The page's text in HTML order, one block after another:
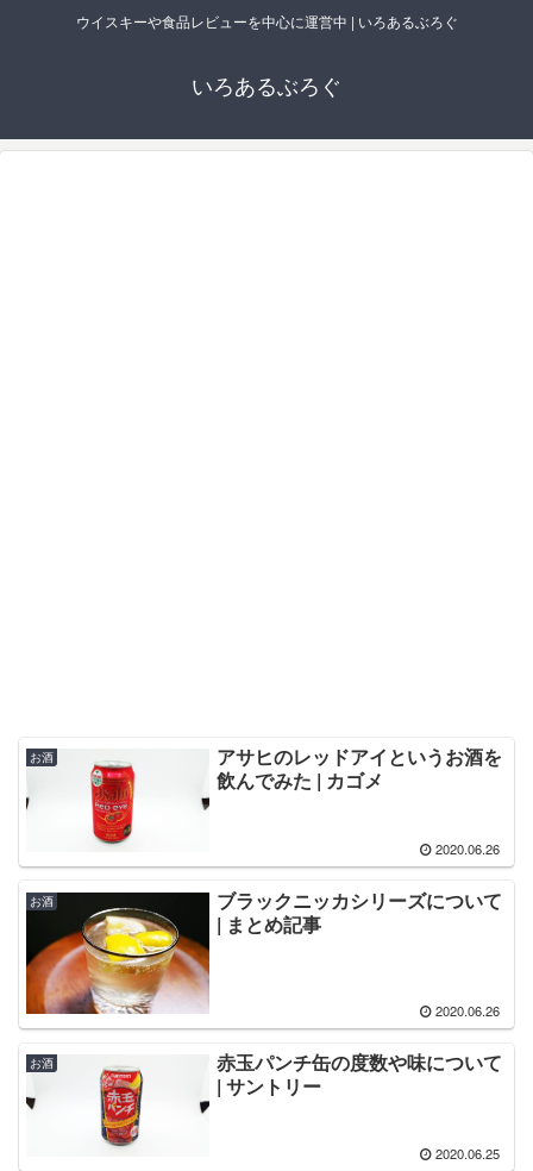
ウイスキーや食品レビューを中心に運営中 | いろあるぶろぐ
いろあるぶろぐ
お酒
アサヒのレッドアイというお酒を
飲んでみた | カゴメ
2020.06.26
お酒
ブラックニッカシリーズについて
| まとめ記事
2020.06.26
お酒
赤玉パンチ缶の度数や味について
| サントリー
2020.06.25